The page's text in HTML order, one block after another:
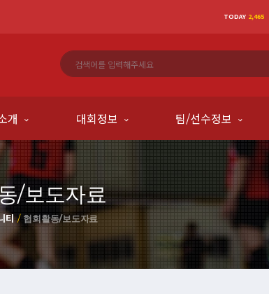
TODAY 2,465
개 대회정보 팀/선수정보
/보도자료
티 협회활동/보도자료